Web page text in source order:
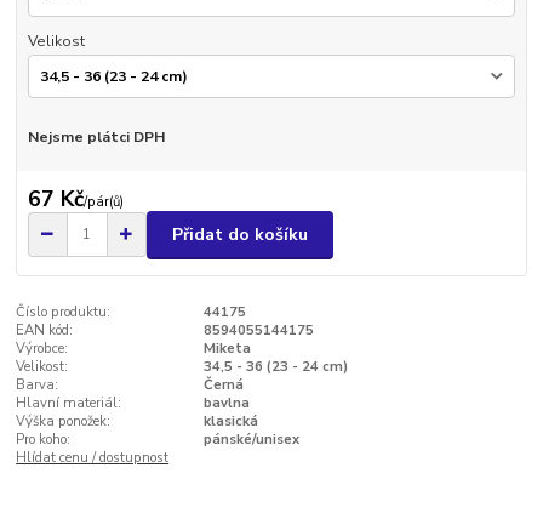
Velikost
Nejsme plátci DPH
67 Kč/pár(ů)
Přidat do košíku
Číslo produktu:
44175
EAN kód:
8594055144175
Výrobce:
Miketa
Velikost:
34,5 - 36 (23 - 24 cm)
Barva:
Černá
Hlavní materiál:
bavlna
Výška ponožek:
klasická
Pro koho:
pánské/unisex
Hlídat cenu / dostupnost